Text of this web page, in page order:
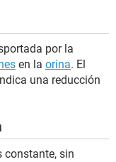
por la
en la orina. El
una reducción
constante, sin